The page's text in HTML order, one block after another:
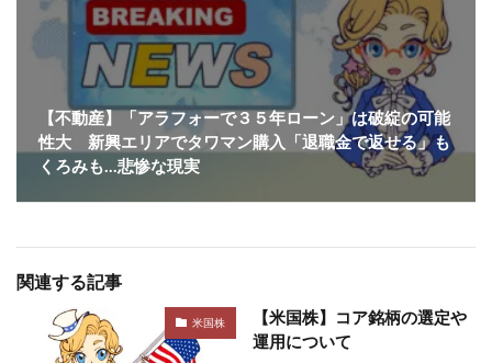
【不動産】「アラフォーで３５年ローン」は破綻の可能
性大 新興エリアでタワマン購入「退職金で返せる」も
くろみも…悲惨な現実
関連する記事
米国株
【米国株】コア銘柄の選定や
運用について